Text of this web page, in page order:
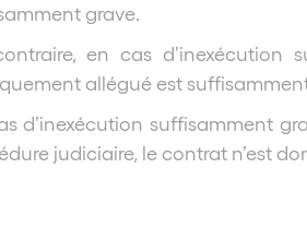
grave.
en cas d’inexécution
allégué est
d’inexécution suffisamment
judiciaire, le contrat n’est